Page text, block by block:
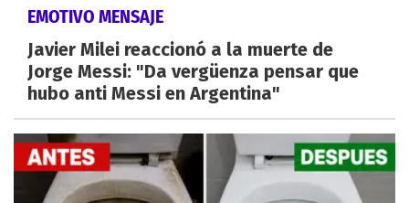
EMOTIVO MENSAJE
Javier Milei reaccionó a la muerte de
Jorge Messi: "Da vergüenza pensar que
hubo anti Messi en Argentina"